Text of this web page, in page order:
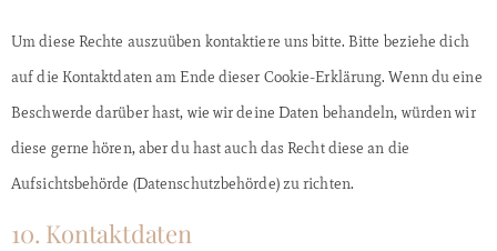
Um diese Rechte auszuüben kontaktiere uns bitte. Bitte beziehe dich
auf die Kontaktdaten am Ende dieser Cookie-Erklärung. Wenn du eine
Beschwerde darüber hast, wie wir deine Daten behandeln, würden wir
diese gerne hören, aber du hast auch das Recht diese an die
Aufsichtsbehörde (Datenschutzbehörde) zu richten.
10. Kontaktdaten